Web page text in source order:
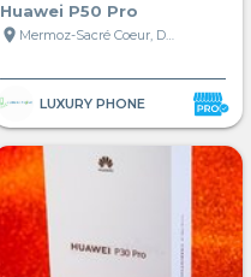
Huawei P50 Pro
location_on
Mermoz-Sacré Coeur, Dakar, Sénégal
LUXURY PHONE